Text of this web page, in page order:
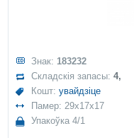
Знак: 183232
Складскія запасы:4,
Кошт:увайдзіце
Памер: 29x17x17
Упакоўка 4/1